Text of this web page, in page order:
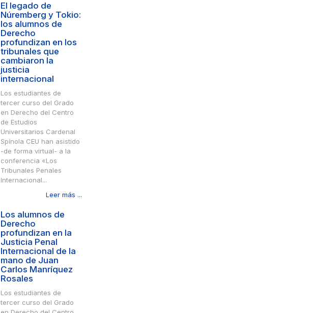
El legado de
Núremberg y Tokio:
los alumnos de
Derecho
profundizan en los
tribunales que
cambiaron la
justicia
internacional
Los estudiantes de
tercer curso del Grado
en Derecho del Centro
de Estudios
Universitarios Cardenal
Spínola CEU han asistido
-de forma virtual- a la
conferencia «Los
Tribunales Penales
Internacional...
Leer más ...
Los alumnos de
Derecho
profundizan en la
Justicia Penal
Internacional de la
mano de Juan
Carlos Manríquez
Rosales
Los estudiantes de
tercer curso del Grado